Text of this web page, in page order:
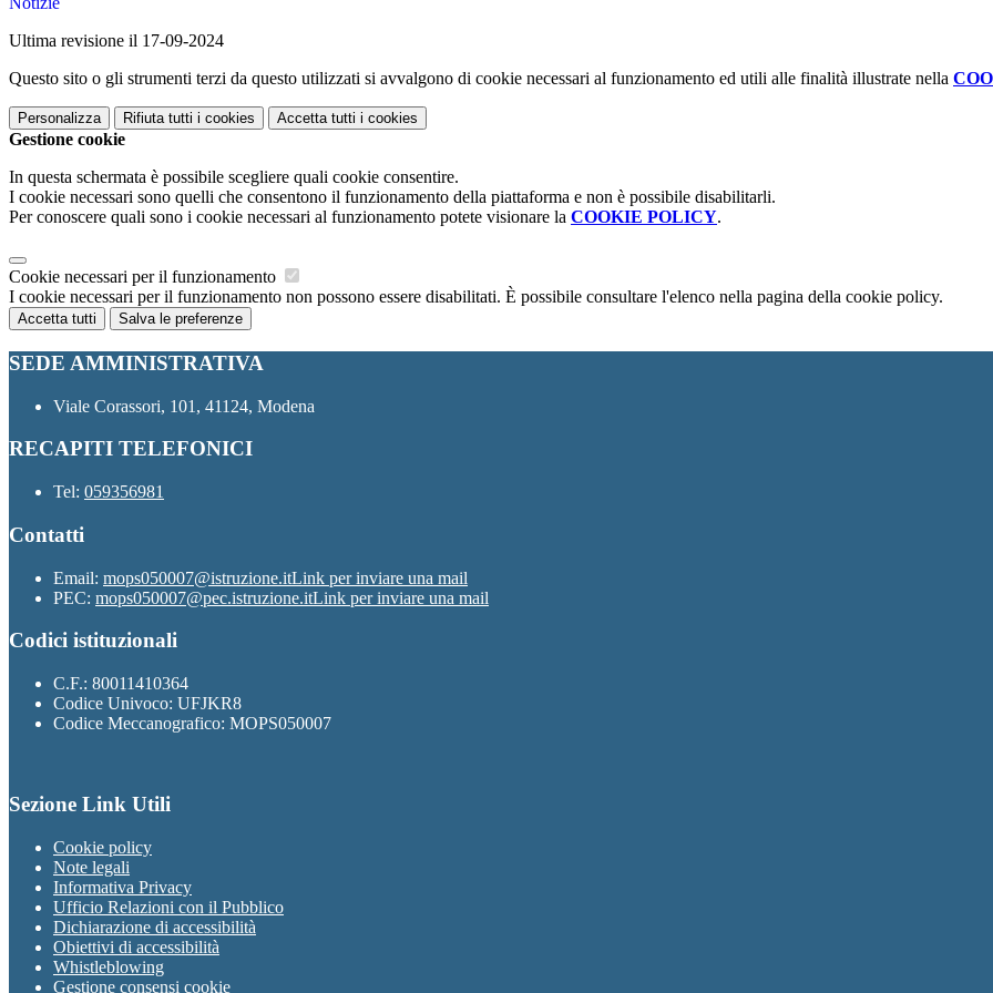
Ultima revisione il 17-09-2024
Questo sito o gli strumenti terzi da questo utilizzati si avvalgono di cookie necessari al funzionamento ed utili alle finalità illustrate nella
Personalizza Rifiuta tutti i cookies Accetta tutti i cookies
Gestione cookie
In questa schermata è possibile scegliere quali cookie consentire.
I cookie necessari sono quelli che consentono il funzionamento della piattaforma e non è possibile disabilitarli.
Per conoscere quali sono i cookie necessari al funzionamento potete visionare la COOKIE POLICY.
Cookie necessari per il funzionamento
I cookie necessari per il funzionamento non possono essere disabilitati. È possibile consultare l'elenco nella pagina della cookie policy.
Accetta tutti Salva le preferenze
SEDE AMMINISTRATIVA
Viale Corassori, 101, 41124, Modena
RECAPITI TELEFONICI
Tel: 059356981
Contatti
Email: mops050007@istruzione.itLink per inviare una mail
PEC: mops050007@pec.istruzione.itLink per inviare una mail
Codici istituzionali
C.F.: 80011410364
Codice Univoco: UFJKR8
Codice Meccanografico: MOPS050007
Sezione Link Utili
Cookie policy
Note legali
Informativa Privacy
Ufficio Relazioni con il Pubblico
Dichiarazione di accessibilità
Obiettivi di accessibilità
Whistleblowing
Gestione consensi cookie